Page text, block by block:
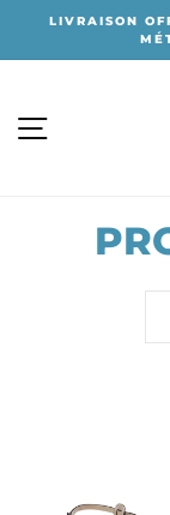
contenu
LIVRAISON